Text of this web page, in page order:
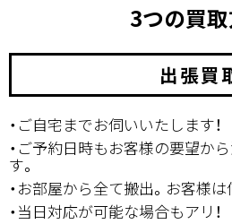
3つの買
出張買
・ご自宅までお伺いいたします！
・ご予約日時もお客様の要望か
す。
・お部屋から全て搬出。お客様
・当日対応が可能な場合もアリ！